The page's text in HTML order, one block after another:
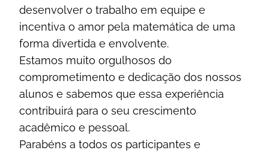
desenvolver o trabalho em equipe e
incentiva o amor pela matemática de uma
forma divertida e envolvente.
Estamos muito orgulhosos do
comprometimento e dedicação dos nossos
alunos e sabemos que essa experiência
contribuirá para o seu crescimento
acadêmico e pessoal.
Parabéns a todos os participantes e